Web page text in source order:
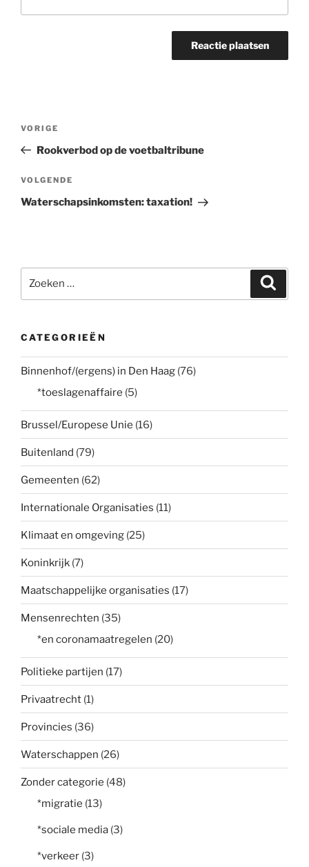
Vorig
bericht
VORIGE
Rookverbod op de voetbaltribune
Volgend
bericht
VOLGENDE
Waterschapsinkomsten: taxation!
naar:
CATEGORIEËN
Binnenhof/(ergens) in Den Haag (76)
*toeslagenaffaire (5)
Brussel/Europese Unie (16)
Buitenland (79)
Gemeenten (62)
Internationale Organisaties (11)
Klimaat en omgeving (25)
Koninkrijk (7)
Maatschappelijke organisaties (17)
Mensenrechten (35)
*en coronamaatregelen (20)
Politieke partijen (17)
Privaatrecht (1)
Provincies (36)
Waterschappen (26)
Zonder categorie (48)
*migratie (13)
*sociale media (3)
*verkeer (3)